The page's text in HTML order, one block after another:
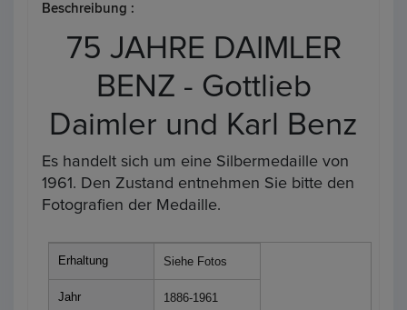
Beschreibung :
75 JAHRE DAIMLER
BENZ - Gottlieb
Daimler und Karl Benz
Es handelt sich um eine Silbermedaille von
1961. Den Zustand entnehmen Sie bitte den
Fotografien der Medaille.
Erhaltung Siehe Fotos
Jahr 1886-1961